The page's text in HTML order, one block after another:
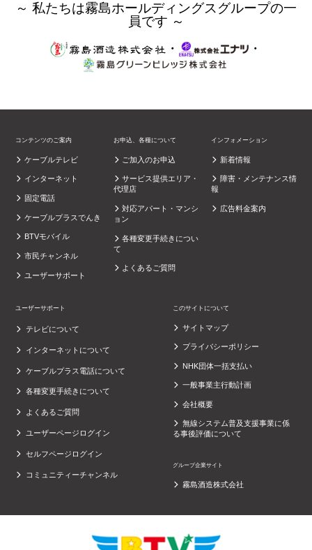
～ 私たちは霧島ホールディングスグループの一
員です ～
・
・
コンテンツのご案内
ケーブルテレビ
インターネット
固定電話
ケーブルプラスでんき
BTVモバイル
市民チャンネル
ユーザーサポート
お申込、各種について
ご加入のお申込
サービス提供エリア・
代理店
対応アパート・マンシ
ョン
各種変更手続きについ
て
よくあるご質問
インフォメーション
新着情報
障害・メンテナンス情
報
広告料金案内
ユーザーサポート
テレビについて
インターネットについて
ケーブルプラス電話について
各種変更手続きについて
よくあるご質問
ユーザーページログイン
セルフページログイン
コミュニティーチャンネル
このサイトについて
サイトマップ
プライバシーポリシー
NHK団体一括支払い
一般事業主行動計画
会社概要
無線システム普及支援事業に係
る事後評価について
グループ企業サイト
霧島酒造株式会社